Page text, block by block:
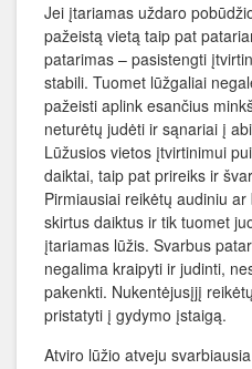
Jei įtariamas uždaro
pažeistą vietą taip pat
patarimas – pasistengti
stabili. Tuomet lūžgaliai
pažeisti aplink esančius
neturėtų judėti ir sąnariai į
Lūžusios vietos įtvirtinimui
daiktai, taip pat prireiks ir
Pirmiausiai reikėtų audiniu
skirtus daiktus ir tik tuomet
įtariamas lūžis. Svarbus
negalima kraipyti ir judinti,
pakenkti. Nukentėjusįjį
pristatyti į gydymo įstaigą.
Atviro lūžio atveju